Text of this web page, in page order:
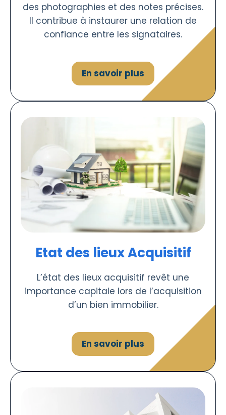
des photographies et des notes précises.
Il contribue à instaurer une relation de
confiance entre les signataires.
En savoir plus
Etat des lieux Acquisitif
L’état des lieux acquisitif revêt une
importance capitale lors de l’acquisition
d’un bien immobilier.
En savoir plus